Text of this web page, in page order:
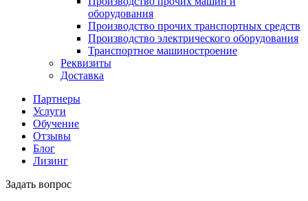
оборудования
Производство прочих транспортных средств
Производство электрического оборудования
Транспортное машиностроение
Реквизиты
Доставка
Партнеры
Услуги
Обучение
Отзывы
Блог
Лизинг
Задать вопрос